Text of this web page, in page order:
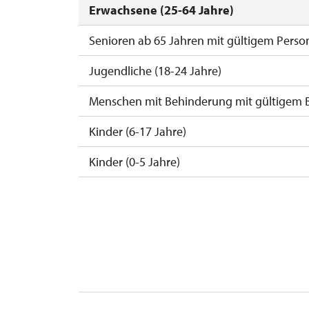
Erwachsene (25-64 Jahre)
Senioren ab 65 Jahren mit gültigem
Jugendliche (18-24 Jahre)
Menschen mit Behinderung mit gültigem
Kinder (6-17 Jahre)
Kinder (0-5 Jahre)